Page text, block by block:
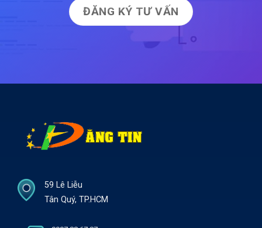
ĐĂNG KÝ TƯ VẤN
59 Lê Liễu
Tân Quý, TP.HCM